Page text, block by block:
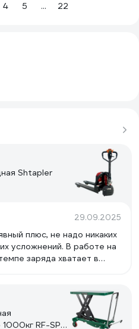
4 5 ... 22
Shtapler
29.09.2025
плюс, не надо никаких
усложнений. В работе на
заряда хватает в
вибраций, с
пол года назад)
RF-SPT